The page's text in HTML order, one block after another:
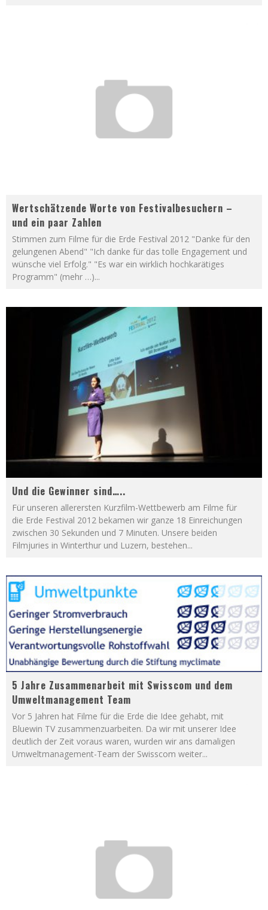
Wertschätzende Worte von Festivalbesuchern –
und ein paar Zahlen
Stimmen zum Filme für die Erde Festival 2012 "Danke für den
gelungenen Abend" "Ich danke für das tolle Engagement und
wünsche viel Erfolg." "Es war ein wirklich hochkarätiges
Programm" (mehr …)...
Und die Gewinner sind…..
Für unseren allerersten Kurzfilm-Wettbewerb am Filme für
die Erde Festival 2012 bekamen wir ganze 18 Einreichungen
zwischen 30 Sekunden und 7 Minuten. Unsere beiden
Filmjuries in Winterthur und Luzern, bestehen...
5 Jahre Zusammenarbeit mit Swisscom und dem
Umweltmanagement Team
Vor 5 Jahren hat Filme für die Erde die Idee gehabt, mit
Bluewin TV zusammenzuarbeiten. Da wir mit unserer Idee
deutlich der Zeit voraus waren, wurden wir ans damaligen
Umweltmanagement-Team der Swisscom weiter...